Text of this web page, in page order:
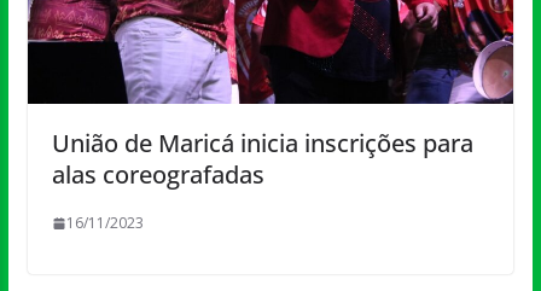
União de Maricá inicia inscrições para
alas coreografadas
16/11/2023